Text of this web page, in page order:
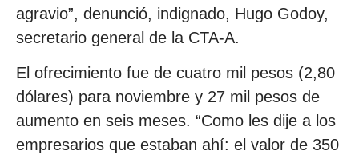
agravio”, denunció, indignado, Hugo Godoy,
secretario general de la CTA-A.
El ofrecimiento fue de cuatro mil pesos (2,80
dólares) para noviembre y 27 mil pesos de
aumento en seis meses. “Como les dije a los
empresarios que estaban ahí: el valor de 350